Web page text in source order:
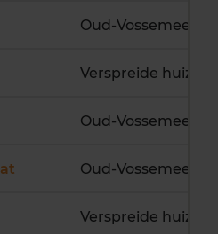
U
V
Oud-Vossemeer
Oud-Vossemeer
Oud-Vossemeer